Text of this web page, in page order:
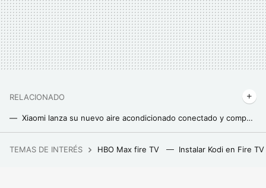
RELACIONADO
Xiaomi lanza su nuevo aire acondicionado conectado y compacto para refrescar tu casa: así nos prepara la firma para evitar el calor
TEMAS DE INTERÉS HBO Max fire TV Instalar Kodi en Fire TV